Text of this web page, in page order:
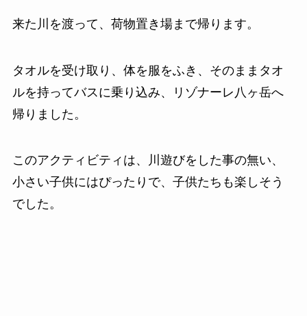
来た川を渡って、荷物置き場まで帰ります。
タオルを受け取り、体を服をふき、そのままタオ
ルを持ってバスに乗り込み、リゾナーレ八ヶ岳へ
帰りました。
このアクティビティは、川遊びをした事の無い、
小さい子供にはぴったりで、子供たちも楽しそう
でした。